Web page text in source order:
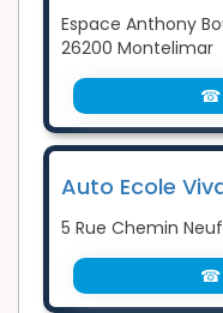
Espace Anthony
26200 Montelimar
☎
Auto Ecole
5 Rue Chemin
☎